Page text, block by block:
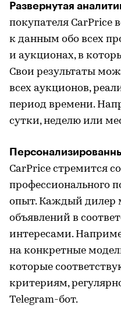
Развернутая
покупателя CarPrice
к данным обо всех
и аукционах, в
Свои результаты
всех аукционов,
период времени.
сутки, неделю или
CarPrice стремится
профессионального
опыт. Каждый дилер
объявлений в
интересами.
на конкретные
которые
критериям,
Telegram-бот.